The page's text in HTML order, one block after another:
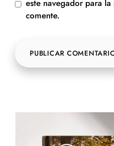
este navegador para
comente.